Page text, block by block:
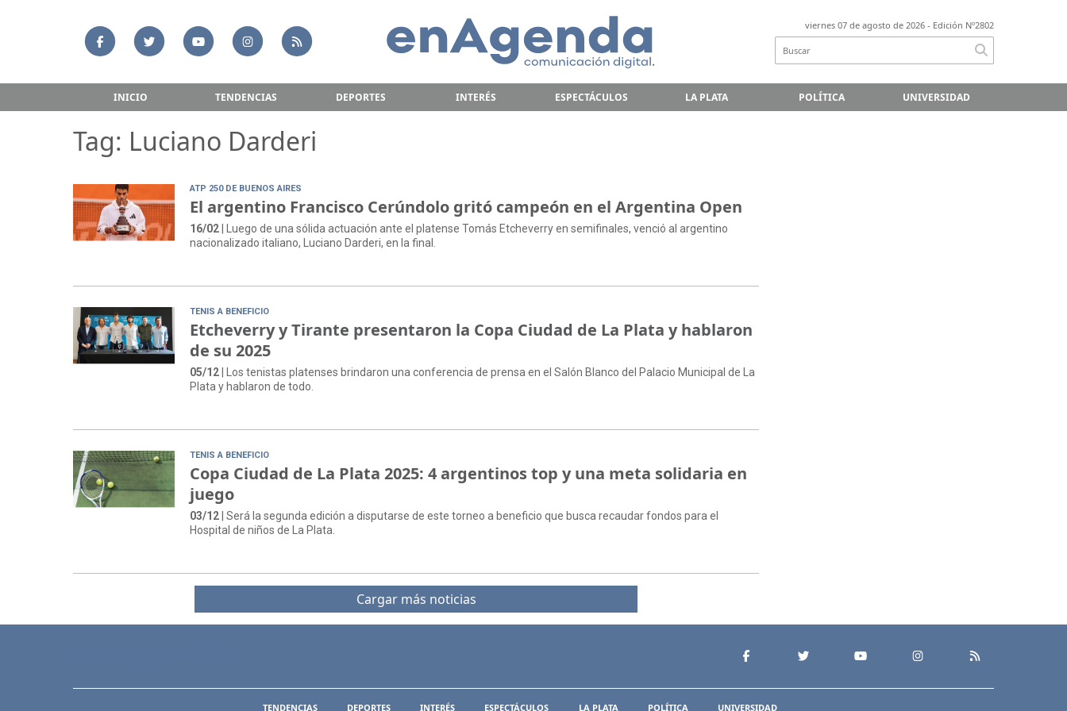
viernes 07 de agosto de 2026 - Edición Nº2802
INICIO TENDENCIAS DEPORTES INTERÉS ESPECTÁCULOS LA PLATA POLÍTICA UNIVERSIDAD
Tag: Luciano Darderi
ATP 250 DE BUENOS AIRES
El argentino Francisco Cerúndolo gritó campeón en el Argentina Open
16/02 | Luego de una sólida actuación ante el platense Tomás Etcheverry en semifinales, venció al argentino
nacionalizado italiano, Luciano Darderi, en la final.
TENIS A BENEFICIO
Etcheverry y Tirante presentaron la Copa Ciudad de La Plata y hablaron
de su 2025
05/12 | Los tenistas platenses brindaron una conferencia de prensa en el Salón Blanco del Palacio Municipal de La
Plata y hablaron de todo.
TENIS A BENEFICIO
Copa Ciudad de La Plata 2025: 4 argentinos top y una meta solidaria en
juego
03/12 | Será la segunda edición a disputarse de este torneo a beneficio que busca recaudar fondos para el
Hospital de niños de La Plata.
Cargar más noticias
TENDENCIAS DEPORTES INTERÉS ESPECTÁCULOS LA PLATA POLÍTICA UNIVERSIDAD